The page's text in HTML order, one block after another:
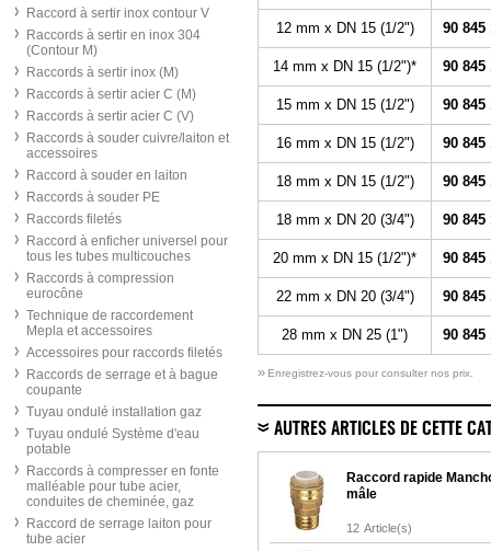
Raccord à sertir inox contour V
Raccords à sertir en inox 304
(Contour M)
Raccords à sertir inox (M)
Raccords à sertir acier C (M)
Raccords à sertir acier C (V)
Raccords à souder cuivre/laiton et
accessoires
Raccord à souder en laiton
Raccords à souder PE
Raccords filetés
Raccord à enficher universel pour
tous les tubes multicouches
Raccords à compression
eurocône
Technique de raccordement
Mepla et accessoires
Accessoires pour raccords filetés
Raccords de serrage et à bague
coupante
Tuyau ondulé installation gaz
Tuyau ondulé Système d'eau
potable
Raccords à compresser en fonte
malléable pour tube acier,
conduites de cheminée, gaz
Raccord de serrage laiton pour
tube acier
12 mm x DN 15 (1/2") 90 845
14 mm x DN 15 (1/2")* 90 845
15 mm x DN 15 (1/2") 90 845
16 mm x DN 15 (1/2") 90 845
18 mm x DN 15 (1/2") 90 845
18 mm x DN 20 (3/4") 90 845
20 mm x DN 15 (1/2")* 90 845
22 mm x DN 20 (3/4") 90 845
28 mm x DN 25 (1") 90 845
» Enregistrez-vous pour consulter nos prix.
AUTRES ARTICLES DE CETTE
Raccord rapide
mâle
12 Article(s)